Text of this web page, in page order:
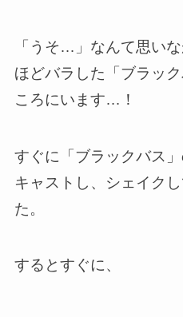
「うそ…」なんて思い
ほどバラした「ブラッ
ころにいます…！
すぐに「ブラックバス
キャストし、シェイク
た。
するとすぐに、